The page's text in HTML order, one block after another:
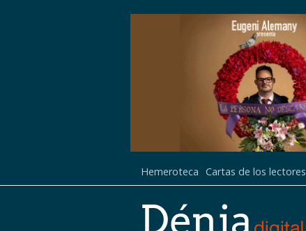
Hemeroteca Cartas de los lectores